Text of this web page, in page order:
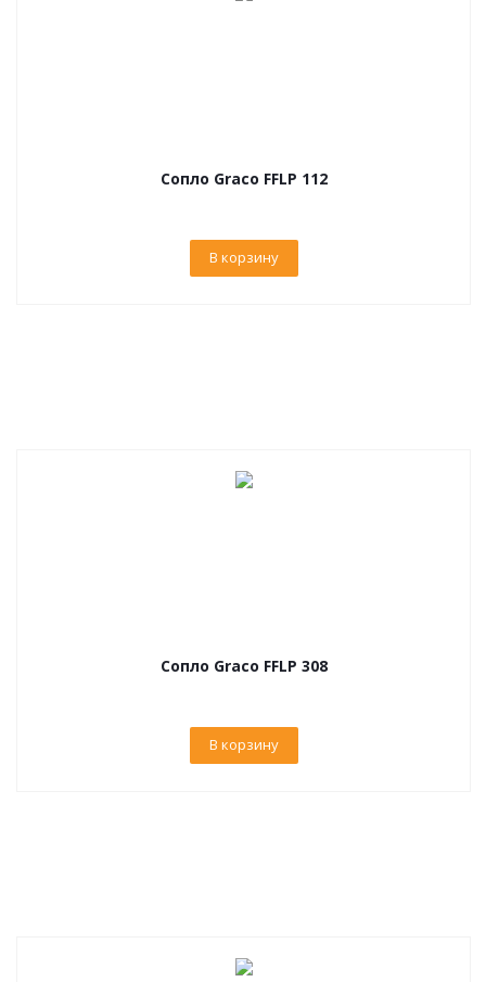
Сопло Graco FFLP 112
В корзину
Сопло Graco FFLP 308
В корзину